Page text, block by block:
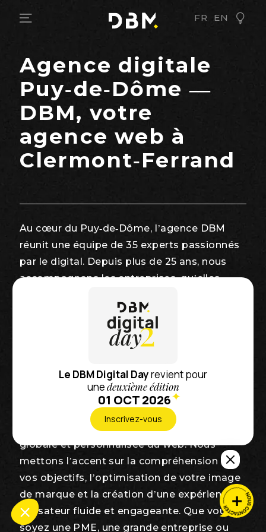
FR EN
Agence digitale
Puy-de-Dôme —
DBM, votre
agence web à
Clermont-Ferrand
Au cœur du Puy-de-Dôme, l’agence DBM
réunit une équipe de 35 experts passionnés
par le digital. Depuis plus de 25 ans, nous
accompagnons les entreprises, qu’elles
réalisation de leurs projets numériques.
Nous allions créativité, performance et
innovation pour concevoir des solutions
besoins uniques de chaque client.
Notre agence digitale basée à Clermont-
Ferrand se distingue par une approche
globale et personnalisée du web. Nous
mettons l’accent sur la compréhension de
vos objectifs, l’optimisation de votre image
de marque et la création d’une expérience
utilisateur fluide et engageante. Que vous
soyez une PME, une grande entreprise ou
Le DBM Digital Dayrevient pour
unedeuxième édition
01 OCT 2026
Inscrivez-vous